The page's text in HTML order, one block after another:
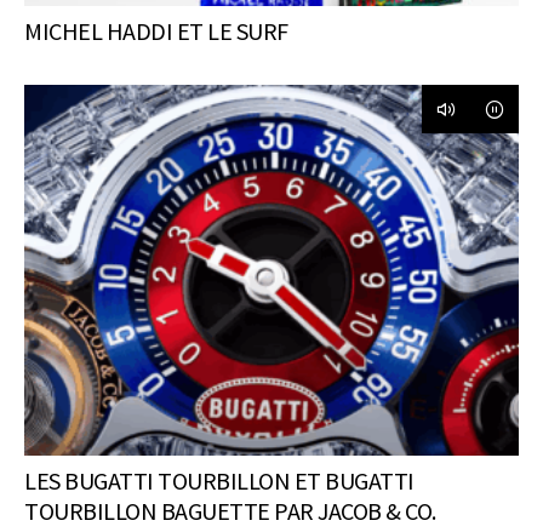
MICHEL HADDI ET LE SURF
LES BUGATTI TOURBILLON ET BUGATTI
TOURBILLON BAGUETTE PAR JACOB & CO.